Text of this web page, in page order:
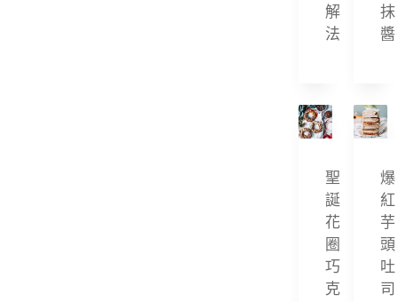
解
法
抹
醬
聖
誕
花
圈
巧
克
爆
紅
芋
頭
吐
司